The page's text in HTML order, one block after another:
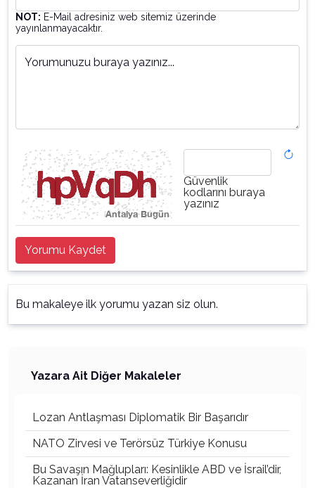
NOT: E-Mail adresiniz web sitemiz üzerinde
yayınlanmayacaktır.
Yorumunuzu buraya yazınız...
Güvenlik
kodlarını buraya
yazınız
Yorumu Kaydet
Bu makaleye ilk yorumu yazan siz olun.
Yazara Ait Diğer Makaleler
Lozan Antlaşması Diplomatik Bir Başarıdır
NATO Zirvesi ve Terörsüz Türkiye Konusu
Bu Savaşın Mağlupları: Kesinlikle ABD ve İsrail’dir,
Kazanan İran Vatanseverliğidir